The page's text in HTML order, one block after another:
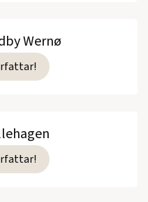
Wernø